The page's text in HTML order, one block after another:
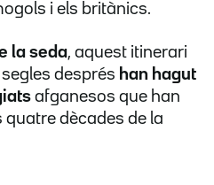
i els britànics.
la seda, aquest itinerari
després han hagut
afganesos que han
dècades de la